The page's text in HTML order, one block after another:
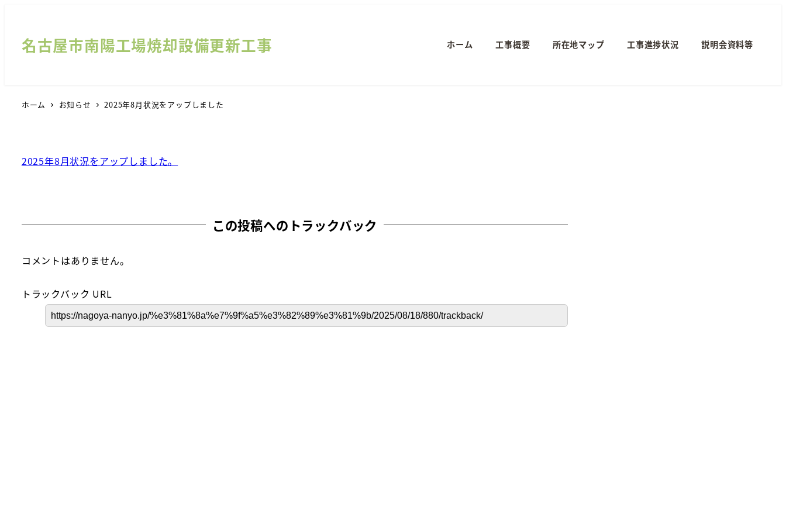
名古屋市南陽工場焼却設備更新工事 ホーム 工事概要 所在地マップ 工事進捗状況 説明会資料等
ホーム お知らせ 2025年8月状況をアップしました
2025年8月状況をアップしました。
この投稿へのトラックバック
コメントはありません。
トラックバック URL